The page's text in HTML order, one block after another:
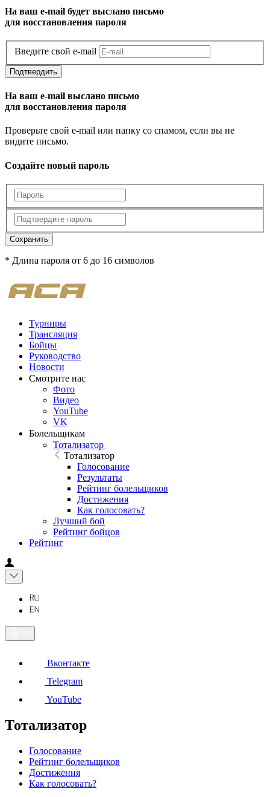
На ваш e-mail будет выслано письмо
для восстановления пароля
Введите свой e-mail
Подтвердить
На ваш e-mail выслано письмо
для восстановления пароля
Проверьте свой e-mail или папку со спамом, если вы не
видите письмо.
Создайте новый пароль
Сохранить
* Длина пароля от 6 до 16 символов
Турниры
Трансляция
Бойцы
Руководство
Новости
Смотрите нас
Фото
Видео
YouTube
VK
Болельщикам
Тотализатор
Тотализатор
Голосование
Результаты
Рейтинг болельщиков
Достижения
Как голосовать?
Лучший бой
Рейтинг бойцов
Рейтинг
Вконтакте
Telegram
YouTube
Тотализатор
Голосование
Рейтинг болельщиков
Достижения
Как голосовать?